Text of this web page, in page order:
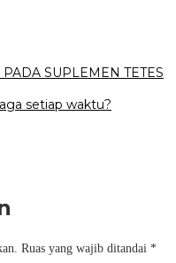
SUPLEMEN TETES
setiap waktu?
Ruas yang wajib ditandai *